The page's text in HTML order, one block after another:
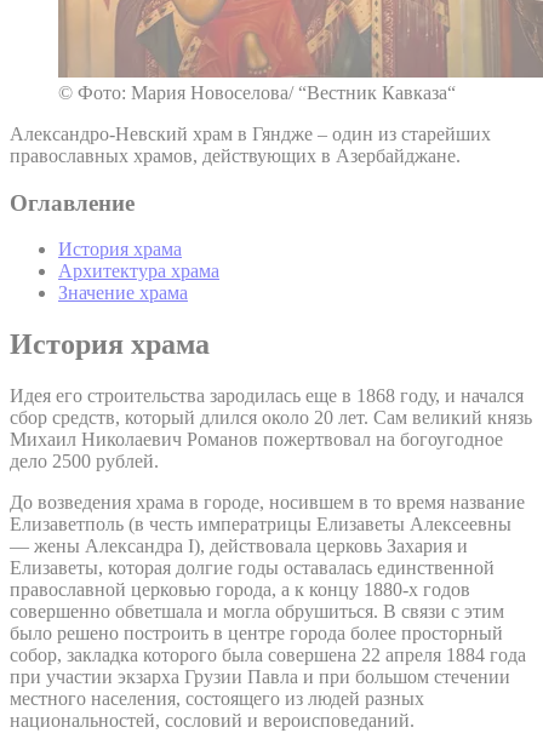
© Фото: Мария Новоселова/ “Вестник Кавказа“
Александро-Невский храм в Гяндже – один из старейших
православных храмов, действующих в Азербайджане.
Оглавление
История храма
Архитектура храма
Значение храма
История храма
Идея его строительства зародилась еще в 1868 году, и начался
сбор средств, который длился около 20 лет. Сам великий князь
Михаил Николаевич Романов пожертвовал на богоугодное
дело 2500 рублей.
До возведения храма в городе, носившем в то время название
Елизаветполь (в честь императрицы Елизаветы Алексеевны
— жены Александра I), действовала церковь Захария и
Елизаветы, которая долгие годы оставалась единственной
православной церковью города, а к концу 1880-х годов
совершенно обветшала и могла обрушиться. В связи с этим
было решено построить в центре города более просторный
собор, закладка которого была совершена 22 апреля 1884 года
при участии экзарха Грузии Павла и при большом стечении
местного населения, состоящего из людей разных
национальностей, сословий и вероисповеданий.